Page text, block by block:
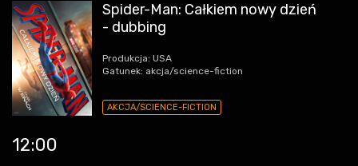
Spider-Man: Całkiem nowy dzień
- dubbing
Produkcja: USA
Gatunek: akcja/science-fiction
AKCJA/SCIENCE-FICTION
12:00